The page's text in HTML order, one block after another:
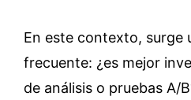
En este contexto, surge
frecuente: ¿es mejor
de análisis o pruebas A/